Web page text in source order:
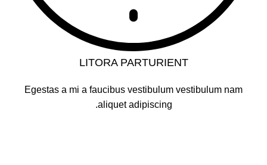
LITORA PARTURIENT
Egestas a mi a faucibus vestibulum vestibulum nam
aliquet adipiscing.